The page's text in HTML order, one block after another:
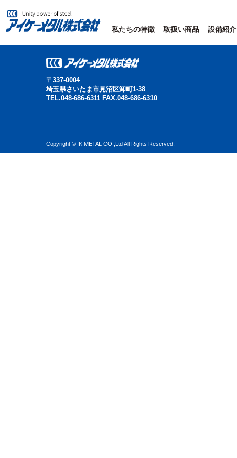
私たちの特徴 取扱い商品 設備紹介
〒337-0004
埼玉県さいたま市見沼区卸町1-38
TEL.048-686-6311 FAX.048-686-6310
Copyright © IK METAL CO.,Ltd All Rights Reserved.